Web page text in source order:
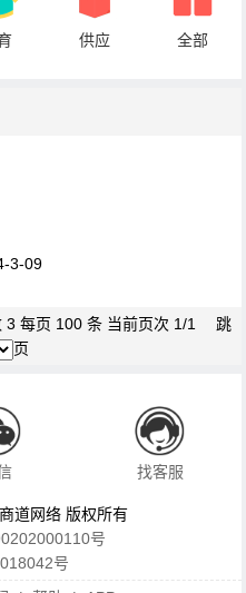
供应 全部
3-09
3 每页 100 条 当前页次 1/1 跳
页
找客服
道网络 版权所有
号
号